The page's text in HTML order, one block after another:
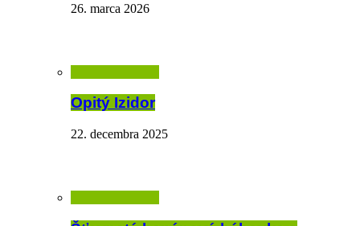
26. marca 2026
Opitý Izidor
22. decembra 2025